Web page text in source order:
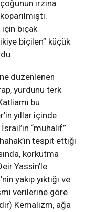
ırzına
bıçak
biçilen” küçük
düzenlenen
yurdunu terk
bu
yıllar içinde
“muhalif”
tespit ettiği
korkutma
Yassin’le
yakıp yıktığı ve
verilerine göre
Kemalizm, ağa